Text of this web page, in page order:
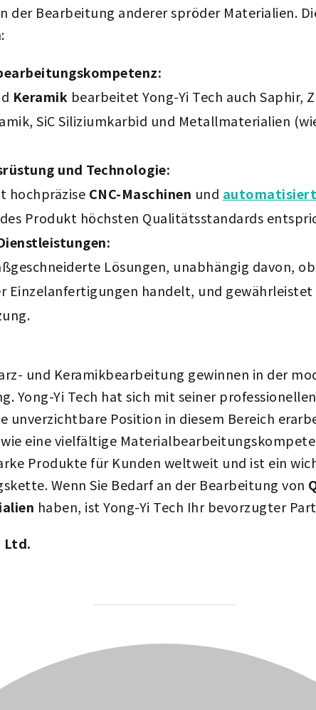
der Bearbeitung anderer spröder Materialien.
Keramik bearbeitet Yong-Yi Tech auch Saphir,
SiC Siliziumkarbid und Metallmaterialien
und Technologie:
hochpräzise CNC-Maschinen und
Produkt höchsten Qualitätsstandards
Lösungen, unabhängig davon, ob
Einzelanfertigungen handelt, und
und Keramikbearbeitung gewinnen in der
Yong-Yi Tech hat sich mit seiner
unverzichtbare Position in diesem Bereich
eine vielfältige
Produkte für Kunden weltweit und ist ein
Wenn Sie Bedarf an der Bearbeitung von
haben, ist Yong-Yi Tech Ihr bevorzugter
Ltd.
BEITRAGSAUTOR